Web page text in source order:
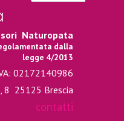
Naturopata
dalla
legge 4/2013
02172140986
8 25125 Brescia
contatti